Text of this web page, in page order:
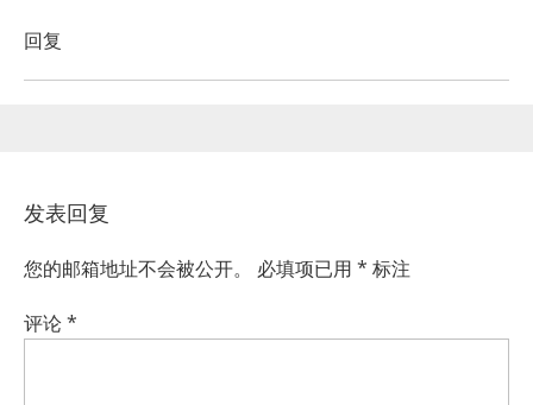
回复
发表回复
您的邮箱地址不会被公开。 必填项已用 * 标注
评论*